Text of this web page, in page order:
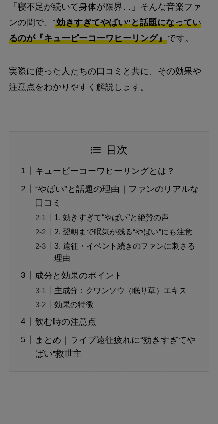
「寝不足が続いて身体が限界…」そんな音楽ファ
ンの間で、“効きすぎてやばい”と話題になってい
るのが『キューピーコーワヒーリング』です。
実際に使った人たちの口コミと共に、その効果や
注意点をわかりやすく解説します。
目次
キューピーコーワヒーリングとは？
“やばい”と話題の理由｜ファンのリアルな
口コミ
1. 効きすぎて“やばい”と絶賛の声
2. 翌朝まで眠気が残る“やばい”にも注意
3. 遠征・イベント続きのファンに刺さる
理由
成分と効果のポイント
主成分：クワンソウ（眠り草）エキス
効果の特徴
飲む時の注意点
まとめ｜ライブ遠征疲れに“効きすぎてや
ばい”救世主